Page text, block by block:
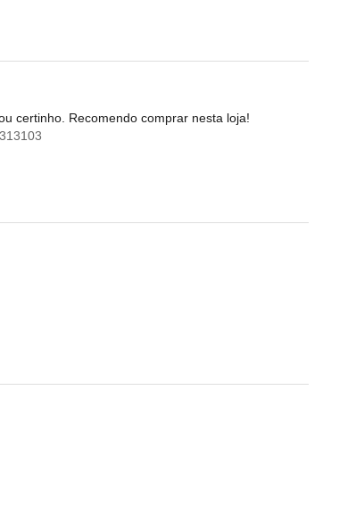
certinho. Recomendo comprar nesta loja!